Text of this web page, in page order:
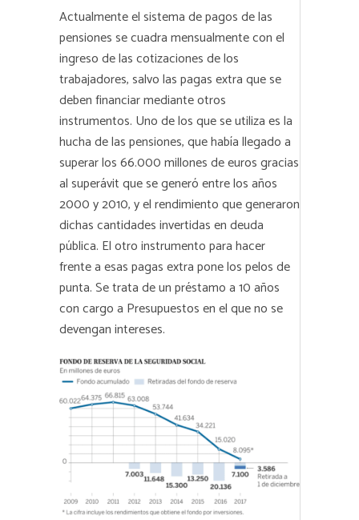
Actualmente el sistema de pagos de las
pensiones se cuadra mensualmente con el
ingreso de las cotizaciones de los
trabajadores, salvo las pagas extra que se
deben financiar mediante otros
instrumentos. Uno de los que se utiliza es la
hucha de las pensiones, que había llegado a
superar los 66.000 millones de euros gracias
al superávit que se generó entre los años
2000 y 2010, y el rendimiento que generaron
dichas cantidades invertidas en deuda
pública. El otro instrumento para hacer
frente a esas pagas extra pone los pelos de
punta. Se trata de un préstamo a 10 años
con cargo a Presupuestos en el que no se
devengan intereses.